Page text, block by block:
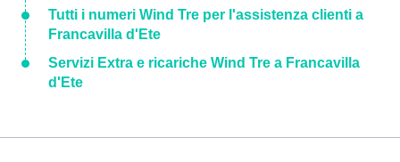
Tutti i numeri Wind Tre per l'assistenza clienti a
Francavilla d'Ete
Servizi Extra e ricariche Wind Tre a Francavilla
d'Ete